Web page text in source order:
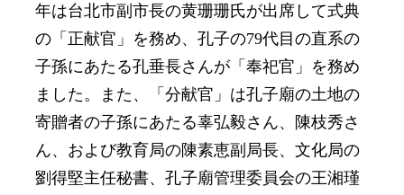
年は台北市副市長の黄珊珊氏が出席して式典
の「正献官」を務め、孔子の79代目の直系の
子孫にあたる孔垂長さんが「奉祀官」を務め
ました。また、「分献官」は孔子廟の土地の
寄贈者の子孫にあたる辜弘毅さん、陳枝秀さ
ん、および教育局の陳素恵副局長、文化局の
劉得堅主任秘書、孔子廟管理委員会の王湘瑾